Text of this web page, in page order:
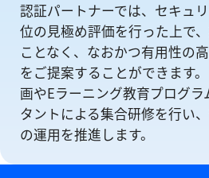
認証パートナーでは、セキュ
位の⾒極め評価を⾏った上で
ことなく、なおかつ有⽤性の
をご提案することができます
画やEラーニング教育プログ
タントによる集合研修を⾏い
の運⽤を推進します。